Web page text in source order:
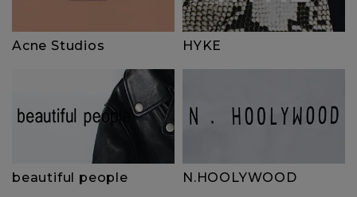
Acne Studios HYKE
beautiful people N.HOOLYWOOD